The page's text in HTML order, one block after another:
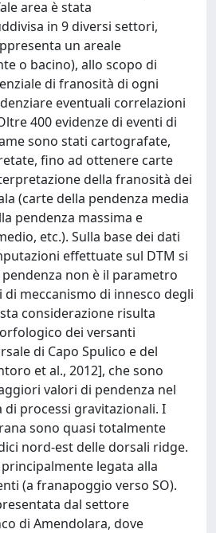
area è stata
in 9 diversi settori,
un areale
o bacino), allo scopo di
di franosità di ogni
eventuali correlazioni
400 evidenze di eventi di
sono stati cartografate,
fino ad ottenere carte
della franosità dei
(carte della pendenza media
pendenza massima e
etc.). Sulla base dei dati
effettuate sul DTM si
non è il parametro
meccanismo di innesco degli
considerazione risulta
dei versanti
di Capo Spulico e del
et al., 2012], che sono
valori di pendenza nel
di processi gravitazionali. I
sono quasi totalmente
nord-est delle dorsali ridge.
legata alla
(a franapoggio verso SO).
dal settore
di Amendolara, dove